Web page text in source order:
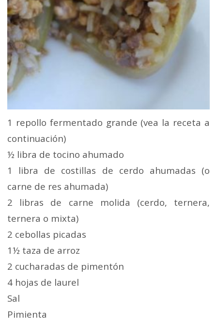
1 repollo fermentado grande (vea la receta a
continuación)
½ libra de tocino ahumado
1 libra de costillas de cerdo ahumadas (o
carne de res ahumada)
2 libras de carne molida (cerdo, ternera,
ternera o mixta)
2 cebollas picadas
1½ taza de arroz
2 cucharadas de pimentón
4 hojas de laurel
Sal
Pimienta